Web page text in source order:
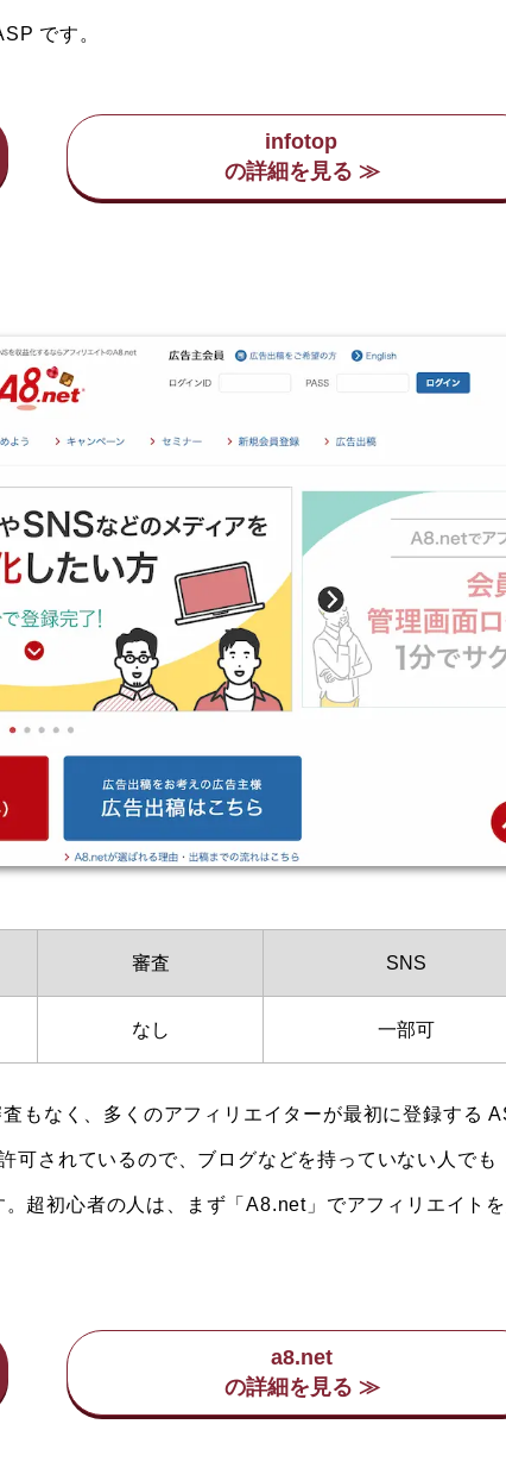
です。
infotop
審査 SNS
なし 一部可
もなく、多くのアフィリエイターが最初に登録する
されているので、ブログなどを持っていない人でも
超初心者の人は、まず「A8.net」でアフィリエイト
a8.net